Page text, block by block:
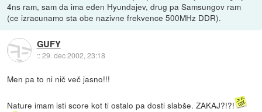
4ns ram, sam da ima eden Hyundajev, drug pa Samsungov ram
(ce izracunamo sta obe nazivne frekvence 500MHz DDR).
GUFY
::29. dec 2002, 23:18
Men pa to ni nič več jasno!!!
Nature imam isti score kot ti ostalo pa dosti slabše. ZAKAJ?!?!